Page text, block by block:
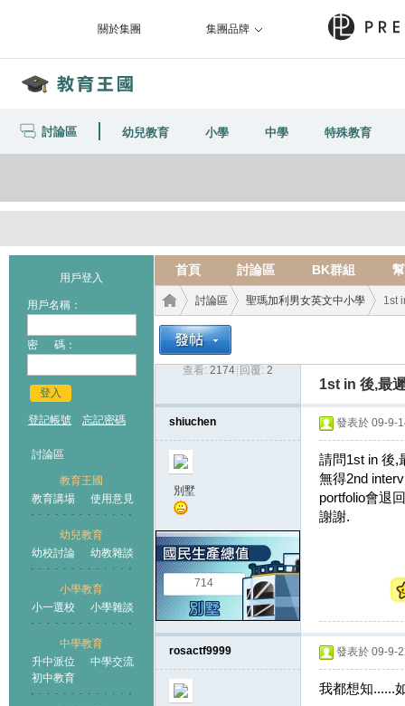
關於集團 集團品牌
討論區 幼兒教育 小學 中學 特殊教育
用戶登入
用戶名稱：
密 碼：
登入
登記帳號 忘記密碼
討論區
教育王國
教育講場
使用意見
幼兒教育
幼校討論
幼教雜談
小學教育
小一選校
小學雜談
中學教育
升中派位
中學交流
初中教育
首頁 討論區 BK群組
王國
討論區 聖瑪加利男女英文中小學
›
1st
查看: 2174 回覆: 2
1st in 後,最
shiuchen
別墅
714
發表於 09-9-
請問1st in 後,
無得2nd
portfolio會退
謝謝.
rosactf9999 發表於 09-9-
我都想知......